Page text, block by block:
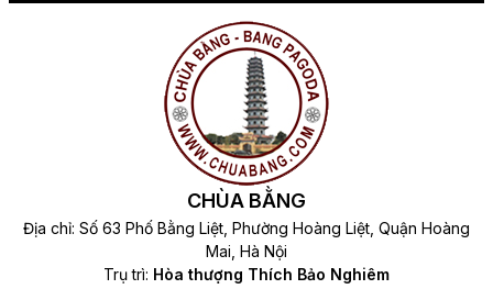
CHÙA BẰNG
Địa chỉ: Số 63 Phố Bằng Liệt, Phường Hoàng Liệt, Quận Hoàng
Mai, Hà Nội
Trụ trì: Hòa thượng Thích Bảo Nghiêm